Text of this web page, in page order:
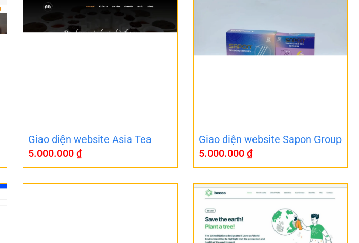
Giao diện website Asia Tea
5.000.000 ₫
Giao diện website Sapon Group
5.000.000 ₫